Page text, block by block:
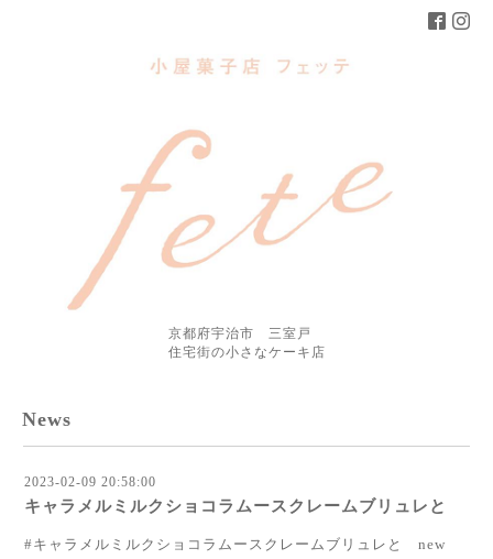
京都府宇治市 三室戸
住宅街の小さなケーキ店
News
2023-02-09 20:58:00
キャラメルミルクショコラムースクレームブリュレと
#キャラメルミルクショコラムースクレームブリュレと new